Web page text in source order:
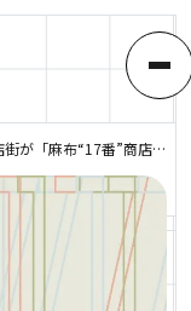
SEVENTEENコラボで麻布十番商店街が「麻布“17番”商店街」に！？